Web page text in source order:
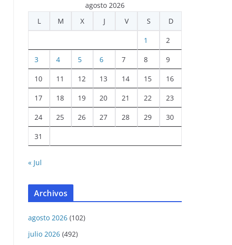
agosto 2026
L
M X J V S D
1 2
3 4 5 6 7 8 9
10 11 12 13 14 15 16
17 18 19 20 21 22 23
24 25 26 27 28 29 30
31
« Jul
Archivos
agosto 2026 (102)
julio 2026 (492)